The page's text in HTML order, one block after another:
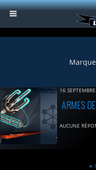
16
ARMES
AUCUNE